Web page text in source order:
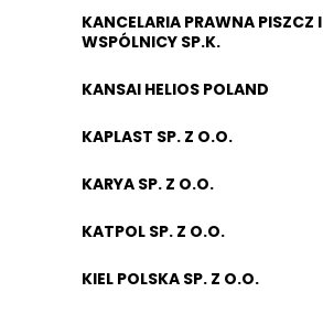
KANCELARIA PRAWNA PISZCZ I
WSPÓLNICY SP.K.
KANSAI HELIOS POLAND
KAPLAST SP. Z O.O.
KARYA SP. Z O.O.
KATPOL SP. Z O.O.
KIEL POLSKA SP. Z O.O.